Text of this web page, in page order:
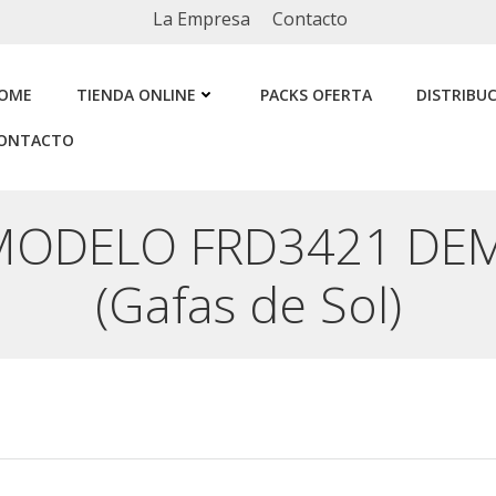
La Empresa Contacto
TIENDA ONLINE PACKS OFERTA
FRD3421
(Gafas de Sol)